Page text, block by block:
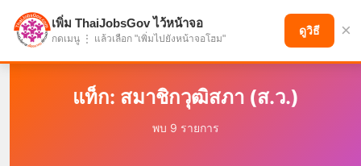
แบ่งปันโอกาส เพื่ออนาคตที่ก้าวหน้า
แท็ก: สมาชิกวุฒิสภา (ส.ว.)
พบ 9 รายการ
เพิ่ม ThaiJobsGov ไว้หน้าจอ
กดเมนู ⋮ แล้วเลือก "เพิ่มไปยังหน้าจอโฮม"
ดูวิธี ×